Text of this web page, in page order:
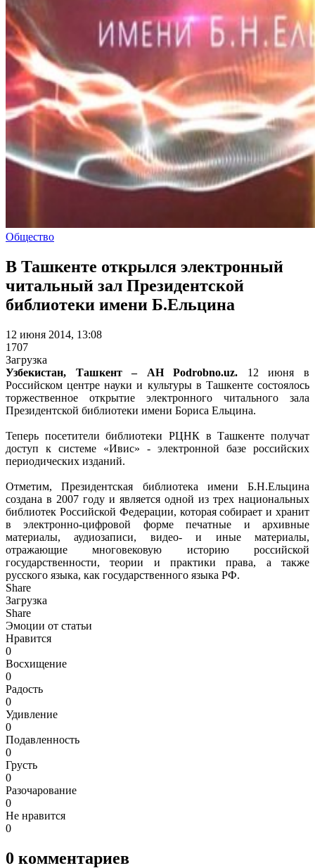
Общество
В Ташкенте открылся электронный
читальный зал Президентской
библиотеки имени Б.Ельцина
12 июня 2014, 13:08
1707
Загрузка
Узбекистан, Ташкент – АН Podrobno.uz. 12 июня в
Российском центре науки и культуры в Ташкенте состоялось
торжественное открытие электронного читального зала
Президентской библиотеки имени Бориса Ельцина.
Теперь посетители библиотеки РЦНК в Ташкенте получат
доступ к системе «Ивис» - электронной базе российских
периодических изданий.
Отметим, Президентская библиотека имени Б.Н.Ельцина
создана в 2007 году и является одной из трех национальных
библиотек Российской Федерации, которая собирает и хранит
в электронно-цифровой форме печатные и архивные
материалы, аудиозаписи, видео- и иные материалы,
отражающие многовековую историю российской
государственности, теории и практики права, а также
русского языка, как государственного языка РФ.
Share
Загрузка
Share
Эмоции от статьи
Нравится
0
Восхищение
0
Радость
0
Удивление
0
Подавленность
0
Грусть
0
Разочарование
0
Не нравится
0
0 комментариев